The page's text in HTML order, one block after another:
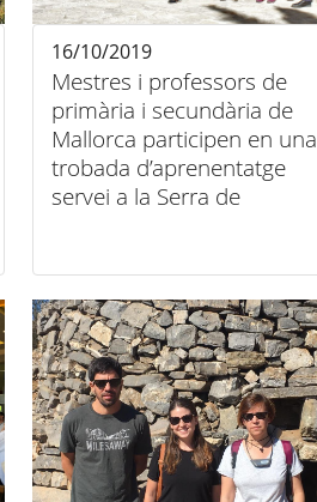
Mestres i professors de
primària i secundària de
Mallorca participen en una
trobada d’aprenentatge
servei a la Serra de
16/10/2019